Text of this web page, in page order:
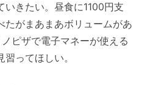
いきたい。昼食に1100円支
たがまあまあボリュームがあ
ピザで電子マネーが使える
ってほしい。